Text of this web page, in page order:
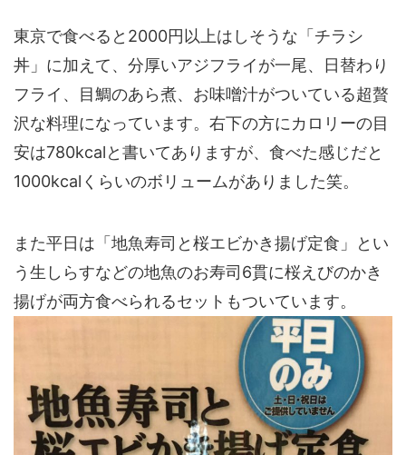
東京で食べると2000円以上はしそうな「チラシ
丼」に加えて、分厚いアジフライが一尾、日替わり
フライ、目鯛のあら煮、お味噌汁がついている超贅
沢な料理になっています。 右下の方にカロリーの目
安は780kcalと書いてありますが、食べた感じだと
1000kcalくらいのボリュームがありました笑。
また平日は「地魚寿司と桜エビかき揚げ定食」とい
う生しらすなどの地魚のお寿司6貫に桜えびのかき
揚げが両方食べられるセットもついています。